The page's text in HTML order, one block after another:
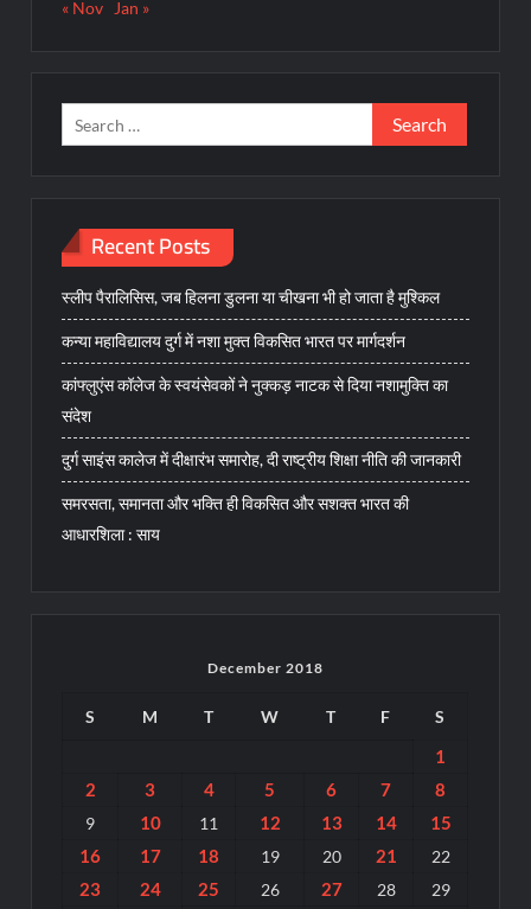
« Nov Jan »
Search
for:
Recent Posts
स्लीप पैरालिसिस, जब हिलना डुलना या चीखना भी हो जाता है मुश्किल
कन्या महाविद्यालय दुर्ग में नशा मुक्त विकसित भारत पर मार्गदर्शन
कांफ्लुएंस कॉलेज के स्वयंसेवकों ने नुक्कड़ नाटक से दिया नशामुक्ति का
संदेश
दुर्ग साइंस कालेज में दीक्षारंभ समारोह, दी राष्ट्रीय शिक्षा नीति की जानकारी
समरसता, समानता और भक्ति ही विकसित और सशक्त भारत की
आधारशिला : साय
December 2018
S M T W T F S
1
2
3 4 5 6 7 8
9 10 11 12 13 14
15
16
17 18 19 20 21 22
23 24 25 26 27 28
29